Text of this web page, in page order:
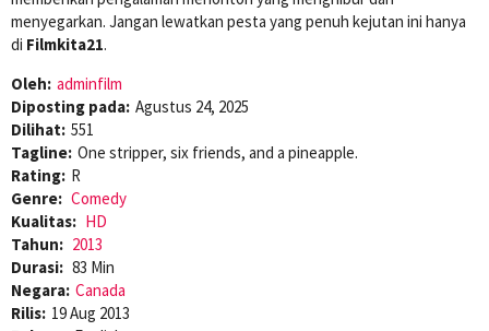
menyegarkan. Jangan lewatkan pesta yang penuh kejutan ini hanya
di Filmkita21.
Oleh: adminfilm
Diposting pada: Agustus 24, 2025
Dilihat: 551
Tagline: One stripper, six friends, and a pineapple.
Rating: R
Genre: Comedy
Kualitas: HD
Tahun: 2013
Durasi: 83 Min
Negara: Canada
Rilis: 19 Aug 2013